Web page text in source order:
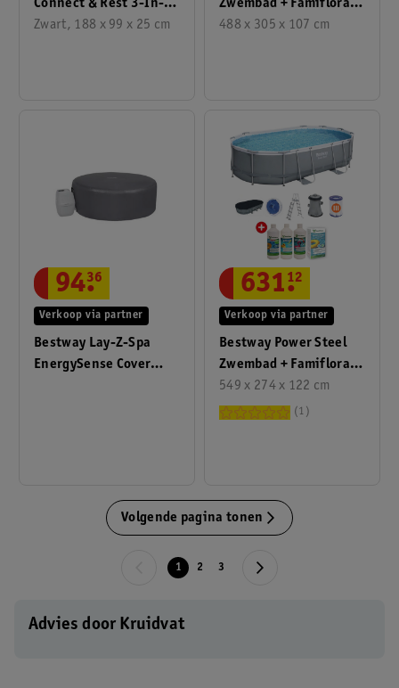
Connect & Rest 3-In-1
Twin/King
Zwart, 188 x 99 x 25 cm
Zwembad + Famiflora
Startset Waterbeheer
488 x 305 x 107 cm
Bestway Lay-Z-Spa
EnergySense Cover
Verkoop via partner
94.
36
Bestway Power Steel
Zwembad + Famiflora
Startset Waterbeheer
549 x 274 x 122 cm
Verkoop via partner
631.
12
1
Volgende pagina tonen
1 2 3
Advies door Kruidvat